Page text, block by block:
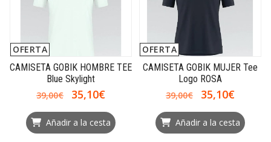
OFERTA
CAMISETA GOBIK HOMBRE TEE
Blue Skylight
39,00€
35,10€
Añadir a la cesta
OFERTA
CAMISETA GOBIK MUJER Tee
Logo ROSA
39,00€
35,10€
Añadir a la cesta